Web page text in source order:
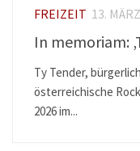
FREIZEIT 13.
In memoriam:
Ty Tender,
österreichische
2026 im...